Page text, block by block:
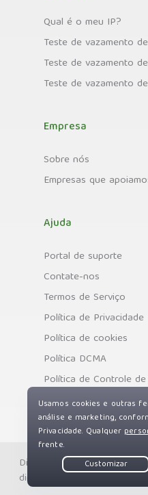
Qual é o meu IP?
Teste de vazamento
Teste de vazamento
Teste de vazamento
Empresa
Sobre nós
Empresas que
Ajuda
Portal de suporte
Contate-nos
Termos de Serviço
Política de Privacidade
Política de cookies
Política DCMA
Política de Controle
Direitos autorais © Private
direitos reservados.